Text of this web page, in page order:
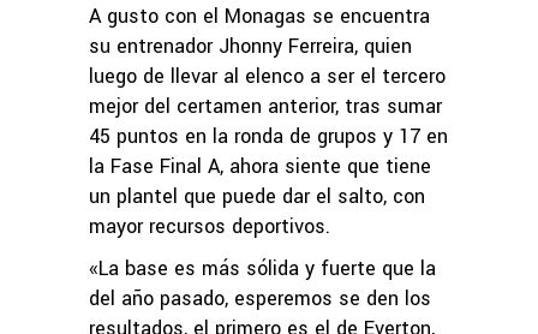
A gusto con el Monagas se encuentra
su entrenador Jhonny Ferreira, quien
luego de llevar al elenco a ser el tercero
mejor del certamen anterior, tras sumar
45 puntos en la ronda de grupos y 17 en
la Fase Final A, ahora siente que tiene
un plantel que puede dar el salto, con
mayor recursos deportivos.
«La base es más sólida y fuerte que la
del año pasado, esperemos se den los
resultados, el primero es el de Everton,